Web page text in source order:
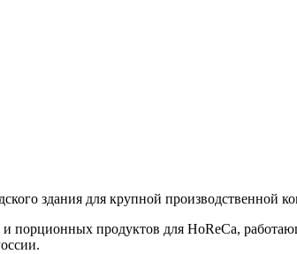
здания для крупной производственной
порционных продуктов для HoReCa,